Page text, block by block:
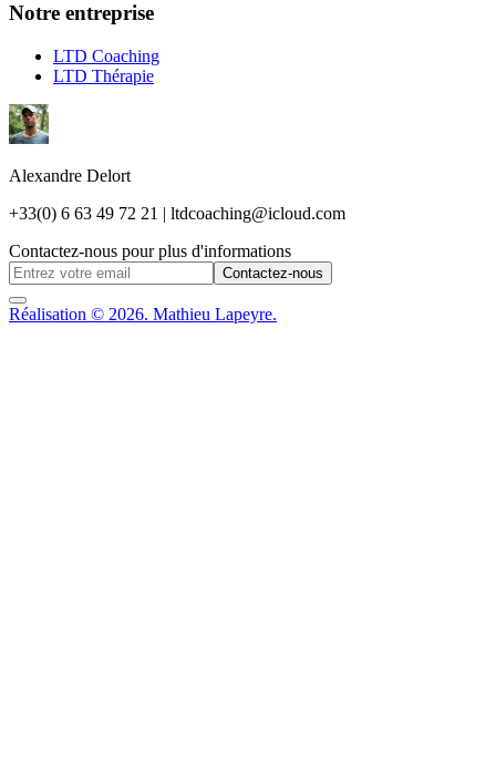
Notre entreprise
LTD Coaching
LTD Thérapie
Alexandre Delort
+33(0) 6 63 49 72 21 | ltdcoaching@icloud.com
Contactez-nous pour plus d'informations
Contactez-nous
Réalisation © 2026. Mathieu Lapeyre.